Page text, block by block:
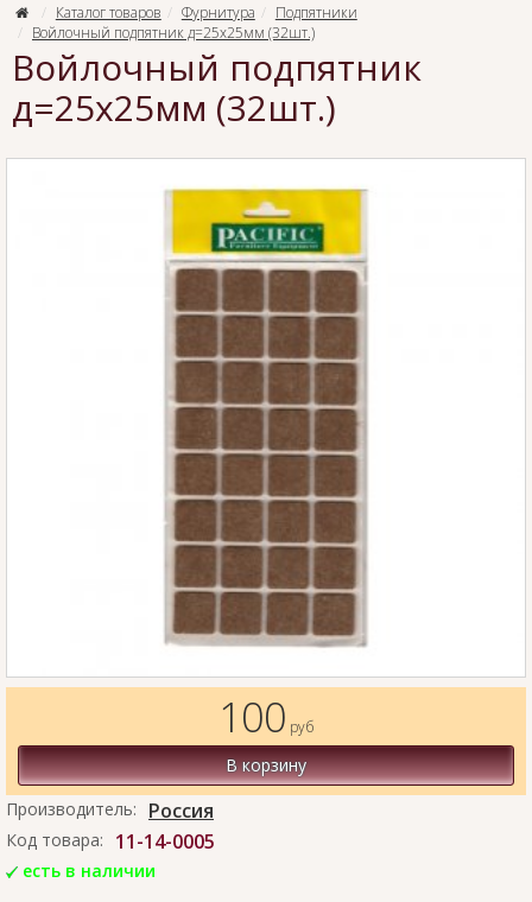
Каталог товаров Фурнитура
Подпятники
Войлочный подпятник д=25х25мм (32шт.)
Войлочный подпятник
д=25х25мм (32шт.)
100 руб
В корзину
Производитель:
Россия
Код товара: 11-14-0005
есть в наличии